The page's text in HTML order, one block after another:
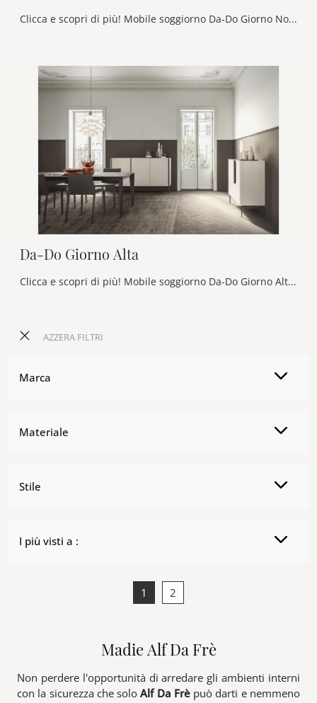
AZZERA FILTRI
Marca
Materiale
Stile
I più visti a :
Clicca e scopri di più! Mobile soggiorno Da-Do Giorno Nobilitato Fossile di Alf Da Frè in melaminico: ti aspetta per completare le tue stanze moderne.
Da-Do Giorno Alta
Clicca e scopri di più! Mobile soggiorno Da-Do Giorno Alta di Alf Da Frè in melaminico: ti attende per completare le tue stanze moderne.
1 2
Madie Alf Da Frè
Non perdere l'opportunità di arredare gli ambienti interni
con la sicurezza che soloAlf Da Frèpuò darti e nemmeno